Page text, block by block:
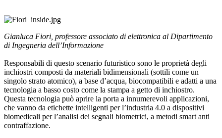
Gianluca Fiori, professore associato di elettronica al Dipartimento
di Ingegneria dell’Informazione
Responsabili di questo scenario futuristico sono le proprietà degli
inchiostri composti da materiali bidimensionali (sottili come un
singolo strato atomico), a base d’acqua, biocompatibili e adatti a una
tecnologia a basso costo come la stampa a getto di inchiostro.
Questa tecnologia può aprire la porta a innumerevoli applicazioni,
che vanno da etichette intelligenti per l’industria 4.0 a dispositivi
biomedicali per l’analisi dei segnali biometrici, a metodi smart anti
contraffazione.